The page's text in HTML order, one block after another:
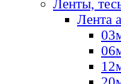
Ленты,
Лента